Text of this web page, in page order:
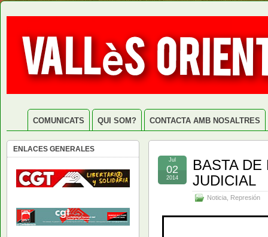
COMUNICATS QUI SOM? CONTACTA AMB NOSALTRES
BASTA
JUDICIAL
Noticia Represión
Jul
02
2014
ENLACES GENERALES